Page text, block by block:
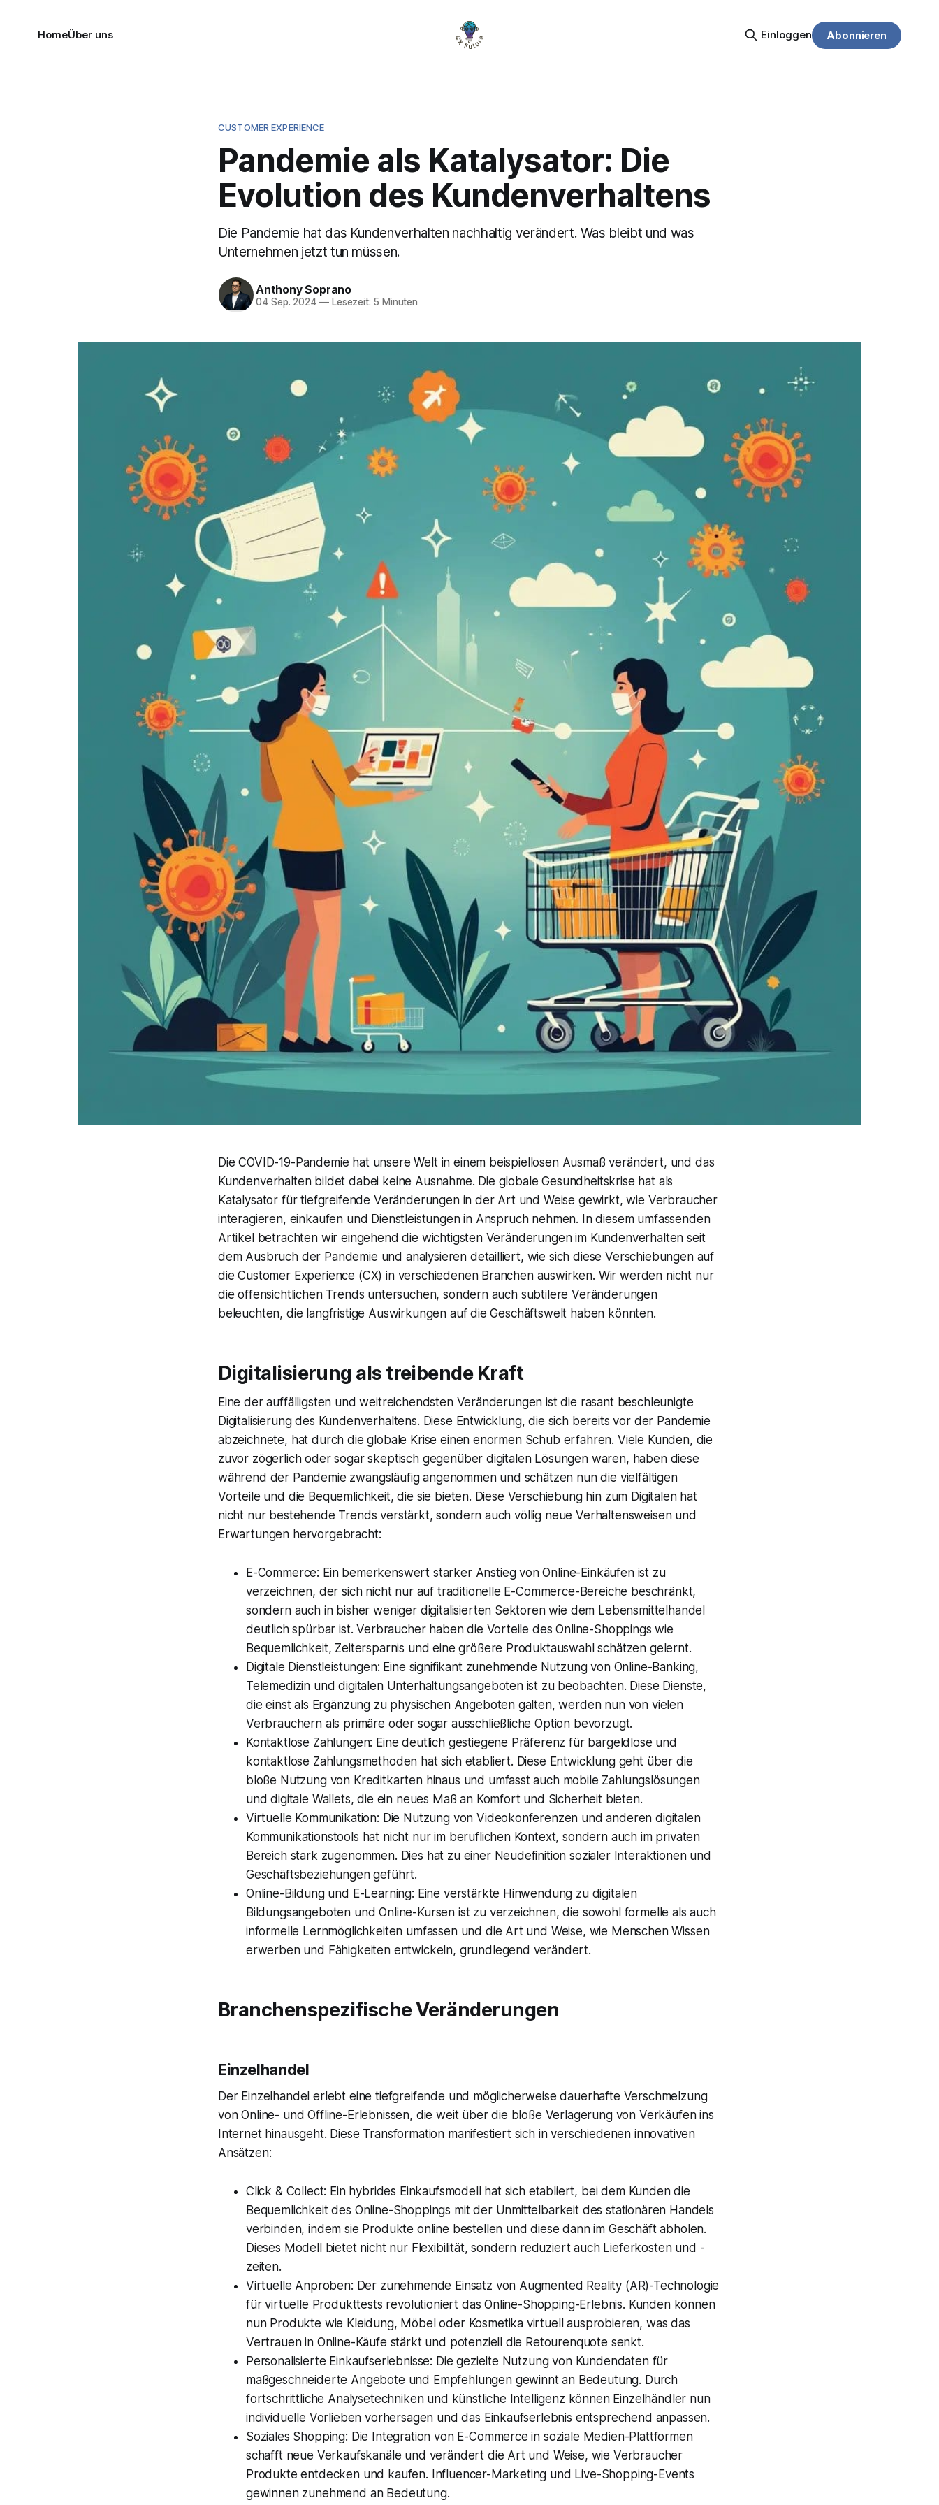
HomeÜber uns Einloggen Abonnieren
CUSTOMER EXPERIENCE
Pandemie als Katalysator: Die
Evolution des Kundenverhaltens
Die Pandemie hat das Kundenverhalten nachhaltig verändert. Was bleibt und was
Unternehmen jetzt tun müssen.
Anthony Soprano
04 Sep. 2024 —Lesezeit: 5 Minuten
Die COVID-19-Pandemie hat unsere Welt in einem beispiellosen Ausmaß verändert, und das
Kundenverhalten bildet dabei keine Ausnahme. Die globale Gesundheitskrise hat als
Katalysator für tiefgreifende Veränderungen in der Art und Weise gewirkt, wie Verbraucher
interagieren, einkaufen und Dienstleistungen in Anspruch nehmen. In diesem umfassenden
Artikel betrachten wir eingehend die wichtigsten Veränderungen im Kundenverhalten seit
dem Ausbruch der Pandemie und analysieren detailliert, wie sich diese Verschiebungen auf
die Customer Experience (CX) in verschiedenen Branchen auswirken. Wir werden nicht nur
die offensichtlichen Trends untersuchen, sondern auch subtilere Veränderungen
beleuchten, die langfristige Auswirkungen auf die Geschäftswelt haben könnten.
Digitalisierung als treibende Kraft
Eine der auffälligsten und weitreichendsten Veränderungen ist die rasant beschleunigte
Digitalisierung des Kundenverhaltens. Diese Entwicklung, die sich bereits vor der Pandemie
abzeichnete, hat durch die globale Krise einen enormen Schub erfahren. Viele Kunden, die
zuvor zögerlich oder sogar skeptisch gegenüber digitalen Lösungen waren, haben diese
während der Pandemie zwangsläufig angenommen und schätzen nun die vielfältigen
Vorteile und die Bequemlichkeit, die sie bieten. Diese Verschiebung hin zum Digitalen hat
nicht nur bestehende Trends verstärkt, sondern auch völlig neue Verhaltensweisen und
Erwartungen hervorgebracht:
E-Commerce: Ein bemerkenswert starker Anstieg von Online-Einkäufen ist zu
verzeichnen, der sich nicht nur auf traditionelle E-Commerce-Bereiche beschränkt,
sondern auch in bisher weniger digitalisierten Sektoren wie dem Lebensmittelhandel
deutlich spürbar ist. Verbraucher haben die Vorteile des Online-Shoppings wie
Bequemlichkeit, Zeitersparnis und eine größere Produktauswahl schätzen gelernt.
Digitale Dienstleistungen: Eine signifikant zunehmende Nutzung von Online-Banking,
Telemedizin und digitalen Unterhaltungsangeboten ist zu beobachten. Diese Dienste,
die einst als Ergänzung zu physischen Angeboten galten, werden nun von vielen
Verbrauchern als primäre oder sogar ausschließliche Option bevorzugt.
Kontaktlose Zahlungen: Eine deutlich gestiegene Präferenz für bargeldlose und
kontaktlose Zahlungsmethoden hat sich etabliert. Diese Entwicklung geht über die
bloße Nutzung von Kreditkarten hinaus und umfasst auch mobile Zahlungslösungen
und digitale Wallets, die ein neues Maß an Komfort und Sicherheit bieten.
Virtuelle Kommunikation: Die Nutzung von Videokonferenzen und anderen digitalen
Kommunikationstools hat nicht nur im beruflichen Kontext, sondern auch im privaten
Bereich stark zugenommen. Dies hat zu einer Neudefinition sozialer Interaktionen und
Geschäftsbeziehungen geführt.
Online-Bildung und E-Learning: Eine verstärkte Hinwendung zu digitalen
Bildungsangeboten und Online-Kursen ist zu verzeichnen, die sowohl formelle als auch
informelle Lernmöglichkeiten umfassen und die Art und Weise, wie Menschen Wissen
erwerben und Fähigkeiten entwickeln, grundlegend verändert.
Branchenspezifische Veränderungen
Einzelhandel
Der Einzelhandel erlebt eine tiefgreifende und möglicherweise dauerhafte Verschmelzung
von Online- und Offline-Erlebnissen, die weit über die bloße Verlagerung von Verkäufen ins
Internet hinausgeht. Diese Transformation manifestiert sich in verschiedenen innovativen
Ansätzen:
Click & Collect: Ein hybrides Einkaufsmodell hat sich etabliert, bei dem Kunden die
Bequemlichkeit des Online-Shoppings mit der Unmittelbarkeit des stationären Handels
verbinden, indem sie Produkte online bestellen und diese dann im Geschäft abholen.
Dieses Modell bietet nicht nur Flexibilität, sondern reduziert auch Lieferkosten und -
zeiten.
Virtuelle Anproben: Der zunehmende Einsatz von Augmented Reality (AR)-Technologie
für virtuelle Produkttests revolutioniert das Online-Shopping-Erlebnis. Kunden können
nun Produkte wie Kleidung, Möbel oder Kosmetika virtuell ausprobieren, was das
Vertrauen in Online-Käufe stärkt und potenziell die Retourenquote senkt.
Personalisierte Einkaufserlebnisse: Die gezielte Nutzung von Kundendaten für
maßgeschneiderte Angebote und Empfehlungen gewinnt an Bedeutung. Durch
fortschrittliche Analysetechniken und künstliche Intelligenz können Einzelhändler nun
individuelle Vorlieben vorhersagen und das Einkaufserlebnis entsprechend anpassen.
Soziales Shopping: Die Integration von E-Commerce in soziale Medien-Plattformen
schafft neue Verkaufskanäle und verändert die Art und Weise, wie Verbraucher
Produkte entdecken und kaufen. Influencer-Marketing und Live-Shopping-Events
gewinnen zunehmend an Bedeutung.